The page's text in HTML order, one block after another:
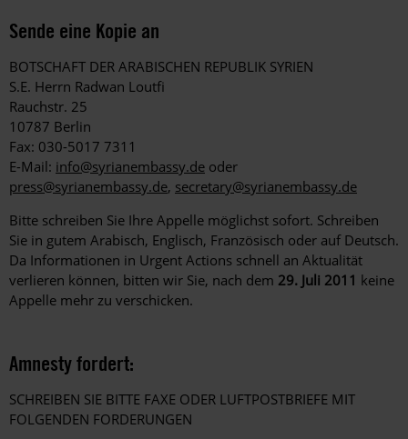
Sende eine Kopie an
BOTSCHAFT DER ARABISCHEN REPUBLIK SYRIEN
S.E. Herrn Radwan Loutfi
Rauchstr. 25
10787 Berlin
Fax: 030-5017 7311
E-Mail: info@syrianembassy.de oder
press@syrianembassy.de, secretary@syrianembassy.de
Bitte schreiben Sie Ihre Appelle möglichst sofort. Schreiben
Sie in gutem Arabisch, Englisch, Französisch oder auf Deutsch.
Da Informationen in Urgent Actions schnell an Aktualität
verlieren können, bitten wir Sie, nach dem 29. Juli 2011 keine
Appelle mehr zu verschicken.
Amnesty fordert:
SCHREIBEN SIE BITTE FAXE ODER LUFTPOSTBRIEFE MIT
FOLGENDEN FORDERUNGEN